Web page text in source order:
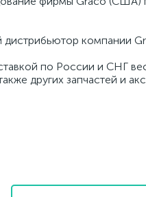
компании
по России и СНГ
других запчастей и